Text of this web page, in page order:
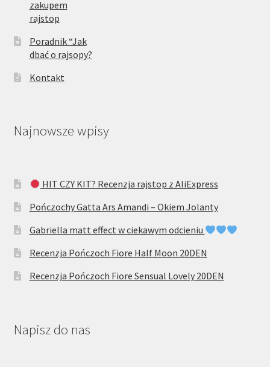
zakupem
rajstop
Poradnik “Jak
dbać o rajsopy?
Kontakt
Najnowsze wpisy
HIT CZY KIT? Recenzja rajstop z AliExpress
Pończochy Gatta Ars Amandi – Okiem Jolanty
Gabriella matt effect w ciekawym odcieniu
Recenzja Pończoch Fiore Half Moon 20DEN
Recenzja Pończoch Fiore Sensual Lovely 20DEN
Napisz do nas